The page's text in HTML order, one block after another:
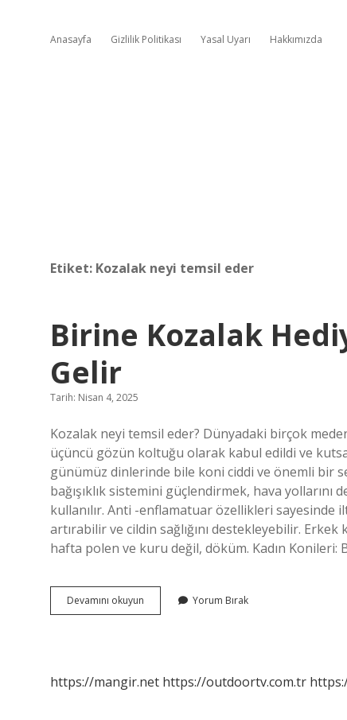
Anasayfa Gizlilik Politikası Yasal Uyarı Hakkımızda
Etiket: Kozalak neyi temsil eder
Birine Kozalak
Gelir
Tarih: Nisan 4, 2025
Kozalak neyi temsil eder? Dünyadaki birçok
üçüncü gözün koltuğu olarak kabul edildi ve
günümüz dinlerinde bile koni ciddi ve önemli bir
bağışıklık sistemini güçlendirmek, hava
kullanılır. Anti -enflamatuar özellikleri sayesinde
artırabilir ve cildin sağlığını destekleyebilir.
hafta polen ve kuru değil, döküm. Kadın Konileri:
Devamını okuyun
Kozalak
Gelir
Yorum Bırak
https://mangir.net https://outdoortv.com.tr